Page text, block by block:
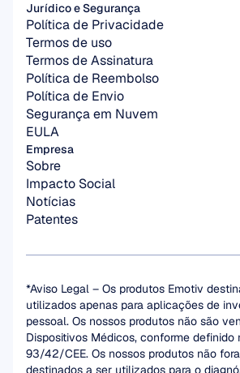
Empresa
Sobre
Impacto Social
Notícias
Patentes
Jurídico e Segurança
Política de Privacidade
Termos de uso
Termos de Assinatura
Política de Reembolso
Política de Envio
Segurança em Nuvem
EULA
*Aviso Legal – Os produtos Emotiv
utilizados apenas para aplicações de
pessoal. Os nossos produtos não são
Dispositivos Médicos, conforme definido
93/42/CEE. Os nossos produtos não
destinados a ser utilizados para o